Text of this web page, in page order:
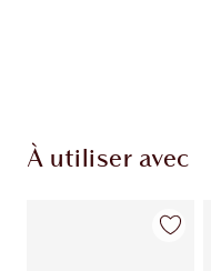
À utiliser avec